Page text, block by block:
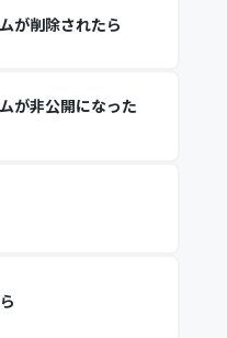
が削除されたら
が非公開になった